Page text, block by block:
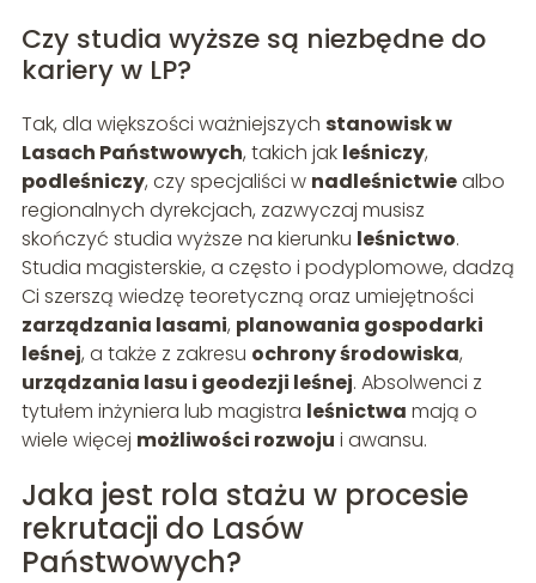
Czy studia wyższe są niezbędne do
kariery w LP?
Tak, dla większości ważniejszych stanowisk w
Lasach Państwowych, takich jak leśniczy,
podleśniczy, czy specjaliści w nadleśnictwiealbo
regionalnych dyrekcjach, zazwyczaj musisz
skończyć studia wyższe na kierunku leśnictwo.
Studia magisterskie, a często i podyplomowe, dadzą
Ci szerszą wiedzę teoretyczną oraz umiejętności
zarządzania lasami, planowania gospodarki
leśnej, a także z zakresu ochrony środowiska,
urządzania lasu i geodezji leśnej. Absolwenci z
tytułem inżyniera lub magistra leśnictwa mają o
wiele więcej możliwości rozwoju i awansu.
Jaka jest rola stażu w procesie
rekrutacji do Lasów
Państwowych?